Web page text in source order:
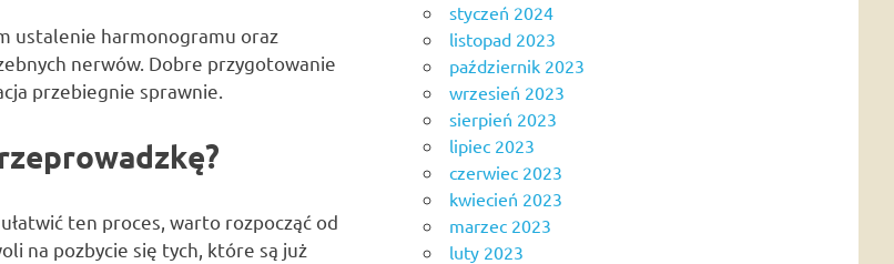
ustalenie harmonogramu oraz
nerwów. Dobre przygotowanie
przebiegnie sprawnie.
ten proces, warto rozpocząć od
na pozbycie się tych, które są już
styczeń 2024
listopad 2023
październik 2023
wrzesień 2023
sierpień 2023
lipiec 2023
czerwiec 2023
kwiecień 2023
marzec 2023
luty 2023